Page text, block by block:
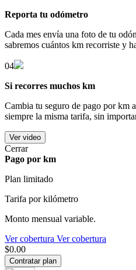
Reporta tu odómetro
Cada mes envía una foto de tu
sabremos cuántos km recorriste y
04
Si recorres muchos km
Cambia tu seguro de pago por km
siempre la misma tarifa, sin
Ver video
Cerrar
Pago por km
Plan limitado
Tarifa por kilómetro
Monto mensual variable.
Ver cobertura Ver cobertura
$0.00
Contratar plan